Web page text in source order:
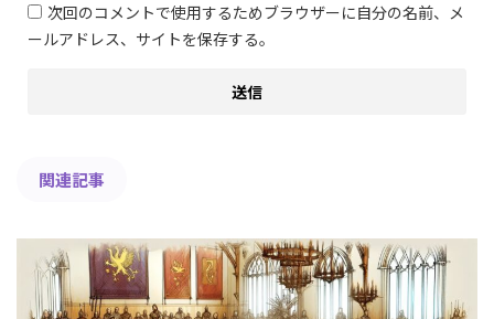
次回のコメントで使用するためブラウザーに自分の名前、メ
ールアドレス、サイトを保存する。
関連記事